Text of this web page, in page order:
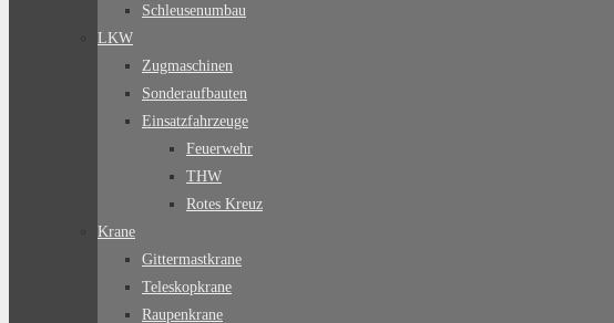
Schleusenumbau
LKW
Zugmaschinen
Sonderaufbauten
Einsatzfahrzeuge
Feuerwehr
THW
Rotes Kreuz
Krane
Gittermastkrane
Teleskopkrane
Raupenkrane